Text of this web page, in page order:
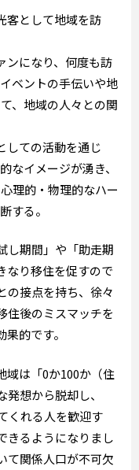
客として地域を訪
ンになり、何度も訪
ベントの手伝いや地
、地域の人々との関
しての活動を通じ
なイメージが湧き、
理的・物理的なハー
する。
し期間」や「助走期
なり移住を促すので
の接点を持ち、徐々
住後のミスマッチを
的です。
域は「0か100か（住
想から脱却し、
くれる人を歓迎す
きるようになりまし
て関係人口が不可欠